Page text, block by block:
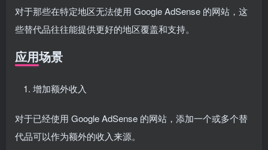
对于那些在特定地区无法使用 Google AdSense 的网站，这
些替代品往往能提供更好的地区覆盖和支持。
应用场景
增加额外收入
对于已经使用 Google AdSense 的网站，添加一个或多个替
代品可以作为额外的收入来源。